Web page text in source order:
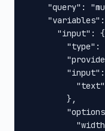
"query":
      "input": {
"type":
        },